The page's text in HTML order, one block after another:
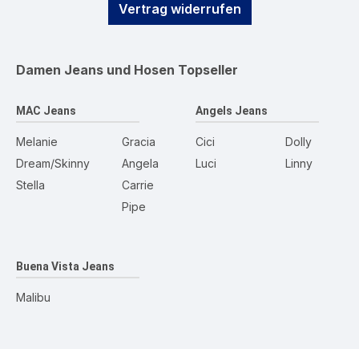
Vertrag widerrufen
Damen Jeans und Hosen Topseller
MAC Jeans
Melanie
Dream/Skinny
Stella
Gracia
Angela
Carrie
Pipe
Angels Jeans
Cici
Luci
Dolly
Linny
Buena Vista Jeans
Malibu